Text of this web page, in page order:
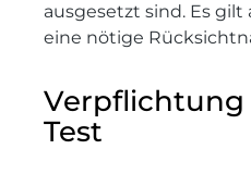
ausgesetzt sind. Es gilt
eine nötige
Verpflichtung
Test